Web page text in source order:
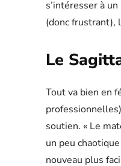
s’intéresser à
(donc frustrant),
Le
Tout va bien en
soutien. « Le
un peu
nouveau plus